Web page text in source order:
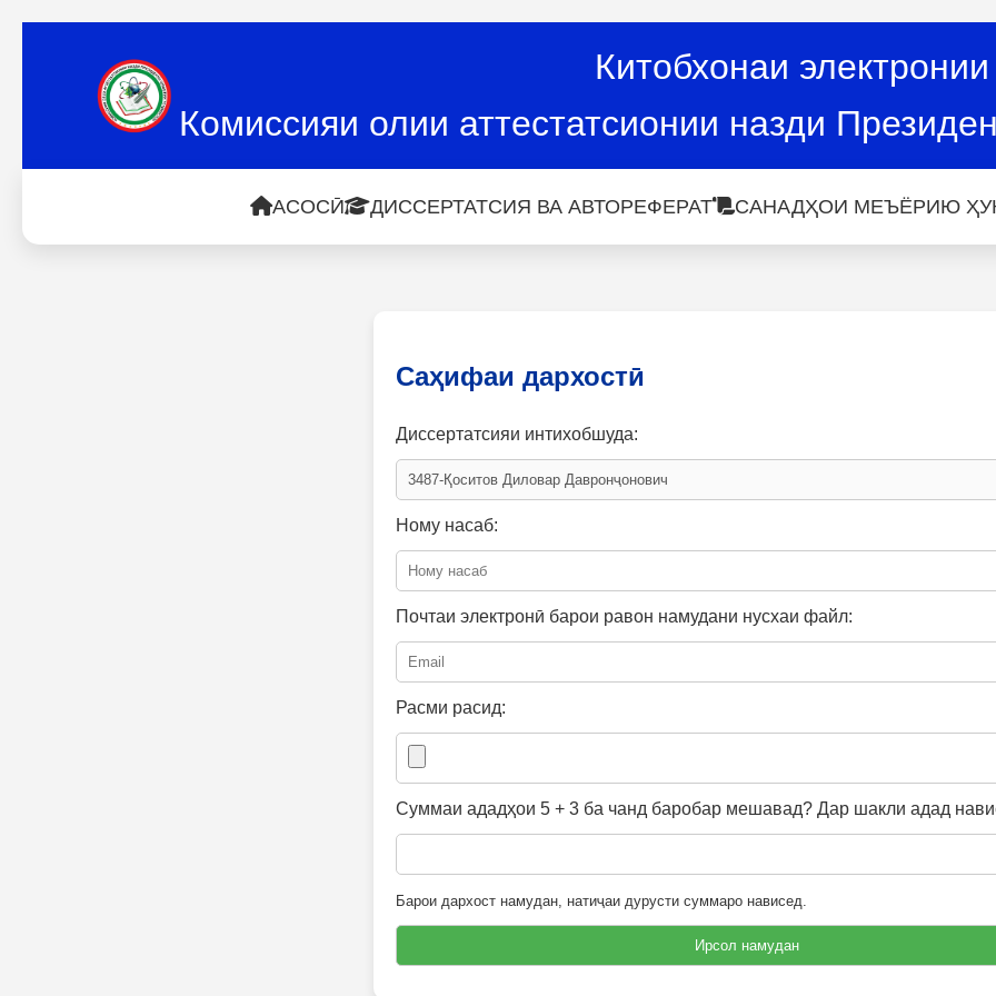
Китобхонаи электронии
Комиссияи олии аттестатсионии назди
АСОСӢ ДИССЕРТАТСИЯ ВА АВТОРЕФЕРАТ САНАДҲОИ МЕЪЁРИЮ
Саҳифаи дархостӣ
Диссертатсияи интихобшуда:
Ному насаб:
Почтаи электронӣ барои равон намудани нусхаи файл:
Расми расид:
Суммаи ададҳои 5 + 3 ба чанд баробар мешавад? Дар шакли адад
Барои дархост намудан, натиҷаи дурусти суммаро нависед.
Ирсол намудан